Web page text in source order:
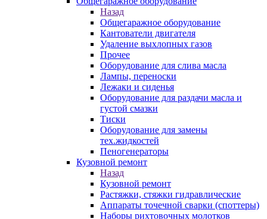
Назад
Общегаражное оборудование
Кантователи двигателя
Удаление выхлопных газов
Прочее
Оборудование для слива масла
Лампы, переноски
Лежаки и сиденья
Оборудование для раздачи масла и
густой смазки
Тиски
Оборудование для замены
тех.жидкостей
Пеногенераторы
Кузовной ремонт
Назад
Кузовной ремонт
Растяжки, стяжки гидравлические
Аппараты точечной сварки (споттеры)
Наборы рихтовочных молотков